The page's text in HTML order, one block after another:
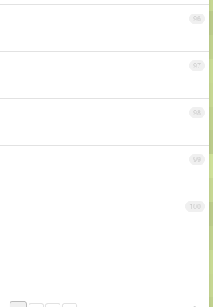
96
97
98
99
100